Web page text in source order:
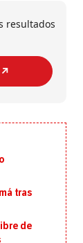
resultados
tras
de